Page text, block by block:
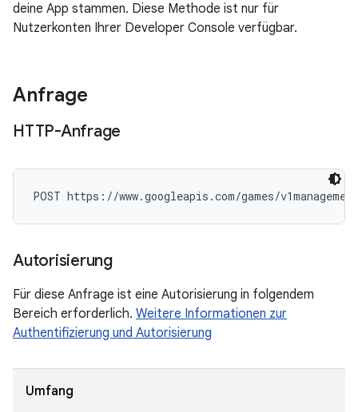
deine App stammen. Diese Methode ist nur für
Nutzerkonten Ihrer Developer Console verfügbar.
Anfrage
HTTP-Anfrage
POST https://www.googleapis.com/games/
Autorisierung
Für diese Anfrage ist eine Autorisierung in folgendem
Bereich erforderlich. Weitere Informationen zur
Authentifizierung und Autorisierung
Umfang